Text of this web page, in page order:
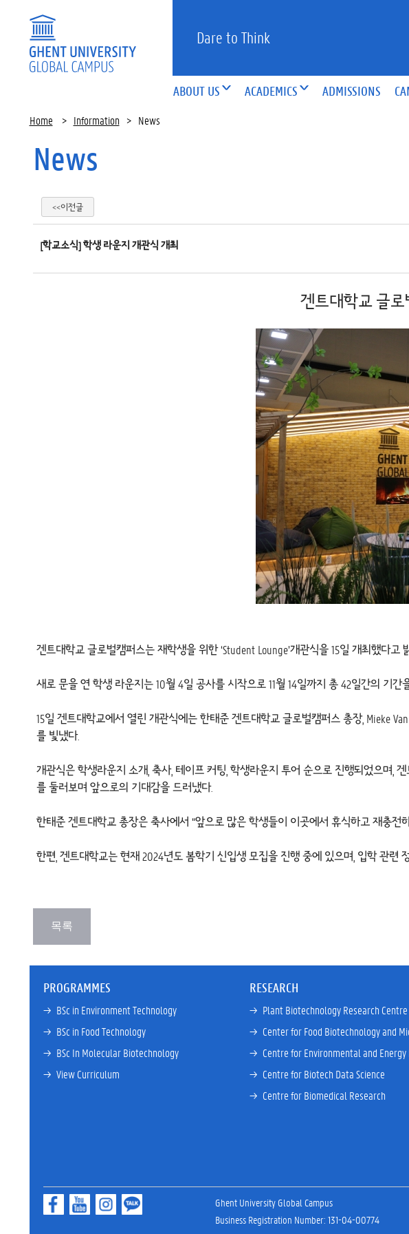
Dare to Think
ABOUT US ACADEMICS ADMISSIONS
Home > Information > News
News
<<이전글
[학교소식] 학생 라운지 개관식 개최
겐트대학교 글로
겐트대학교 글로벌캠퍼스는 재학생을 위한 ‘Student Lounge’개관식을 15일 개최했다고
새로 문을 연 학생 라운지는 10월 4일 공사를 시작으로 11월 14일까지 총 42일간의 기
15일 겐트대학교에서 열린 개관식에는 한태준 겐트대학교 글로벌캠퍼스 총장, Mieke
를 빛냈다.
개관식은 학생라운지 소개, 축사, 테이프 커팅, 학생라운지 투어 순으로 진행되었으며,
를 둘러보며 앞으로의 기대감을 드러냈다.
한태준 겐트대학교 총장은 축사에서 “앞으로 많은 학생들이 이곳에서 휴식하고 재충
한편, 겐트대학교는 현재 2024년도 봄학기 신입생 모집을 진행 중에 있으며, 입학 관련
PROGRAMMES
→ BSc in Environment Technology
→ BSc in Food Technology
→ BSc In Molecular Biotechnology
→ View Curriculum
RESEARCH
→ Plant Biotechnology Research Centre
→ Center for Food Biotechnology and
→ Centre for Environmental and Energy
→ Centre for Biotech Data Science
→ Centre for Biomedical Research
Ghent University Global Campus
Business Registration Number: 131-04-00774